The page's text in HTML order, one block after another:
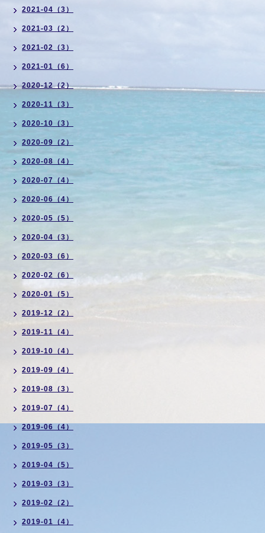
2021-04（3）
2021-03（2）
2021-02（3）
2021-01（6）
2020-12（2）
2020-11（3）
2020-10（3）
2020-09（2）
2020-08（4）
2020-07（4）
2020-06（4）
2020-05（5）
2020-04（3）
2020-03（6）
2020-02（6）
2020-01（5）
2019-12（2）
2019-11（4）
2019-10（4）
2019-09（4）
2019-08（3）
2019-07（4）
2019-06（4）
2019-05（3）
2019-04（5）
2019-03（3）
2019-02（2）
2019-01（4）